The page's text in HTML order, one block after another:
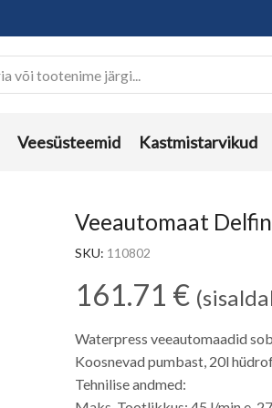
Veesüsteemid Kastmistarvikud
Veeautomaat
SKU: 110802
161.71 €
Waterpress veeautomaadid
Koosnevad pumbast, 20l
Tehnilise andmed: